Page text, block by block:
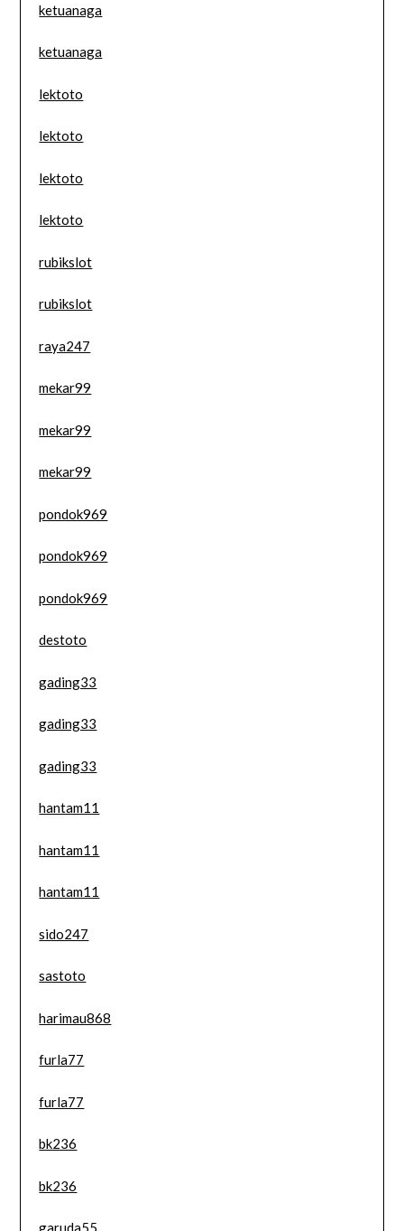
ketuanaga
ketuanaga
lektoto
lektoto
lektoto
lektoto
rubikslot
rubikslot
raya247
mekar99
mekar99
mekar99
pondok969
pondok969
pondok969
destoto
gading33
gading33
gading33
hantam11
hantam11
hantam11
sido247
sastoto
harimau868
furla77
furla77
bk236
bk236
garuda55